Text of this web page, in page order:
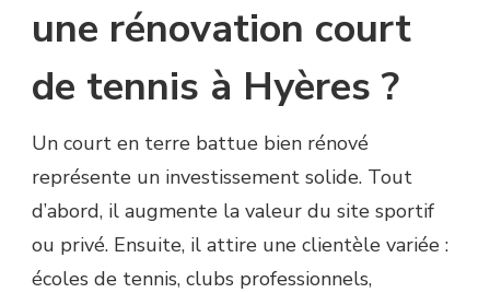
une rénovation court
de tennis à Hyères ?
Un court en terre battue bien rénové
représente un investissement solide. Tout
d’abord, il augmente la valeur du site sportif
ou privé. Ensuite, il attire une clientèle variée :
écoles de tennis, clubs professionnels,